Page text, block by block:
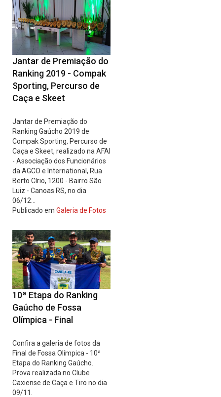
Jantar de Premiação do
Ranking 2019 - Compak
Sporting, Percurso de
Caça e Skeet
Jantar de Premiação do
Ranking Gaúcho 2019 de
Compak Sporting, Percurso de
Caça e Skeet, realizado na AFAI
- Associação dos Funcionários
da AGCO e International, Rua
Berto Círio, 1200 - Bairro São
Luiz - Canoas RS, no dia
06/12…
Publicado em Galeria de Fotos
10ª Etapa do Ranking
Gaúcho de Fossa
Olímpica - Final
Confira a galeria de fotos da
Final de Fossa Olímpica - 10ª
Etapa do Ranking Gaúcho.
Prova realizada no Clube
Caxiense de Caça e Tiro no dia
09/11.